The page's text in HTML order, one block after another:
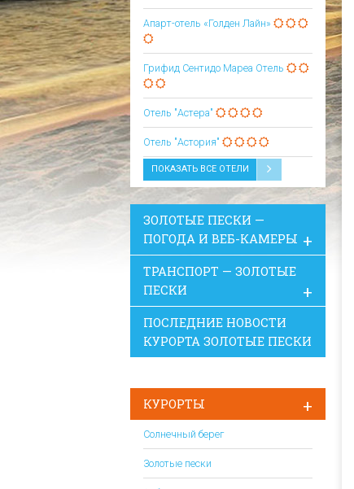
Апарт-отель «Голден Лайн»
Грифид Сентидо Мареа Oтель
Отель "Астера"
Отель "Астория"
ПОКАЗАТЬ ВСЕ ОТЕЛИ
ЗОЛОТЫЕ ПЕСКИ —
ПОГОДА И ВЕБ-КАМЕРЫ
ТРАНСПОРТ — ЗОЛОТЫЕ
ПЕСКИ
ПОСЛЕДНИЕ НОВОСТИ
КУРОРТА ЗОЛОТЫЕ ПЕСКИ
КУРОРТЫ
Солнечный берег
Золотые пески